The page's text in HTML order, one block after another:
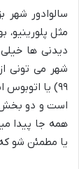
سالوادور
مثل
دیدنی ها
شهر می تونی
۹۹) یا
است و دو بخش
همه جا پیدا
یا مطمئن شو